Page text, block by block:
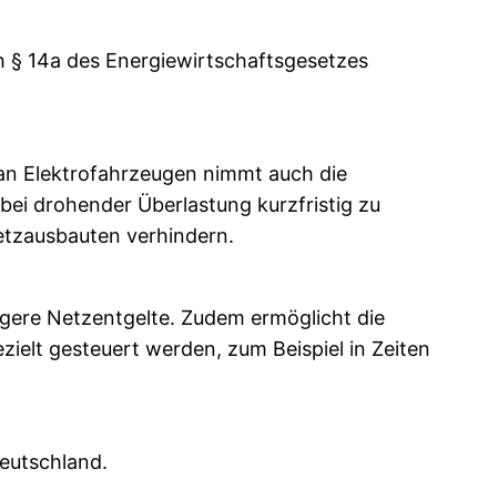
§ 14a des Energiewirtschaftsgesetzes
Elektrofahrzeugen nimmt auch die
drohender Überlastung kurzfristig zu
verhindern.
Netzentgelte. Zudem ermöglicht die
gesteuert werden, zum Beispiel in Zeiten